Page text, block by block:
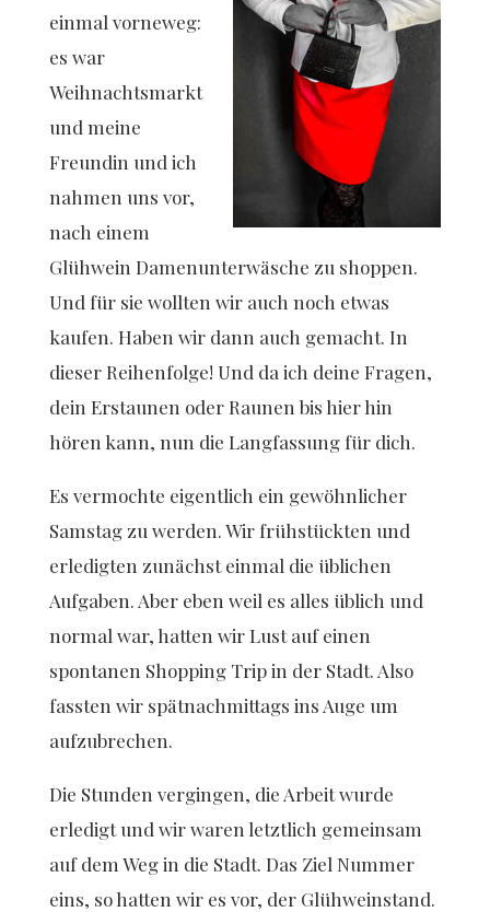
einmal vorneweg:
es war
Weihnachtsmarkt
und meine
Freundin und ich
nahmen uns vor,
nach einem
Glühwein Damenunterwäsche zu shoppen.
Und für sie wollten wir auch noch etwas
kaufen. Haben wir dann auch gemacht. In
dieser Reihenfolge! Und da ich deine Fragen,
dein Erstaunen oder Raunen bis hier hin
hören kann, nun die Langfassung für dich.
Es vermochte eigentlich ein gewöhnlicher
Samstag zu werden. Wir frühstückten und
erledigten zunächst einmal die üblichen
Aufgaben. Aber eben weil es alles üblich und
normal war, hatten wir Lust auf einen
spontanen Shopping Trip in der Stadt. Also
fassten wir spätnachmittags ins Auge um
aufzubrechen.
Die Stunden vergingen, die Arbeit wurde
erledigt und wir waren letztlich gemeinsam
auf dem Weg in die Stadt. Das Ziel Nummer
eins, so hatten wir es vor, der Glühweinstand.